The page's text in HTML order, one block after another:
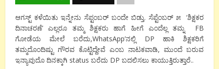
ಆಗಸ್ಟ್ ಕಳೆಯಿತು ಇನ್ನೇನು ಸೆಪ್ಟಂಬರ್ ಬಂದೇ ಬಿಡ್ತು. ಸೆಪ್ಟೆಂಬರ್ ೫ ‘ಶಿಕ್ಷಕರ
ದಿನಾಚರಣೆ’ ಎಲ್ಲರೂ ತಮ್ಮ ಶಿಕ್ಷಕರು ಹಾಗೆ ಹೀಗೆ ಎಂದೆಲ್ಲ ತಮ್ನ FB
ಗೋಡೆಯ ಮೇಲೆ ಬರೆದು,WhatsApp’ನಲ್ಲಿ DP ಹಾಕಿ ಶಿಕ್ಷಕರಿಗೆ
ತಮ್ಮದೊಂದಿಷ್ಟು ಗೌರವ ಕೊಟ್ಟಿದ್ದೇವೆ ಎಂಬ ನಾಟಕವಾಡಿ, ಮುಂದೆ ಬರುವ
ಇನ್ಯಾವುದೊ ದಿನಕ್ಕಾಗಿ status ಬರೆದು DP ಬದಲಿಸಲು ಕಾಯುತ್ತಿರುತ್ತಾರೆ..